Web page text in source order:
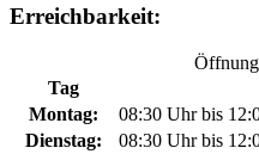
Erreichbarkeit:
Tag
Montag:
08:30 Uhr bis
Dienstag:
08:30 Uhr bis